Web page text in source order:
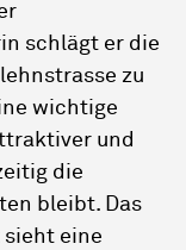
schlägt er die
zu
wichtige
und
die
bleibt. Das
eine